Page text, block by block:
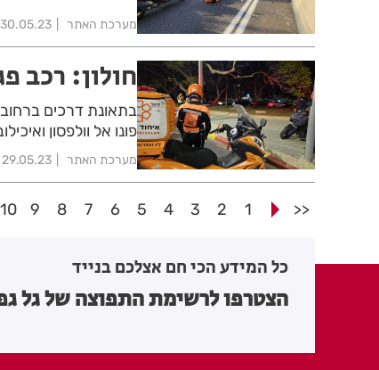
מערכת האתר 30.05.23
חולון: רכב
פונו אל וולפסון
מערכת האתר 29.05.23
<<
1
2
3
4
5
6
7
8
9
10
כל המידע הכי חם אצלכם בנייד
הצטרפו לרשימת התפוצה של גל